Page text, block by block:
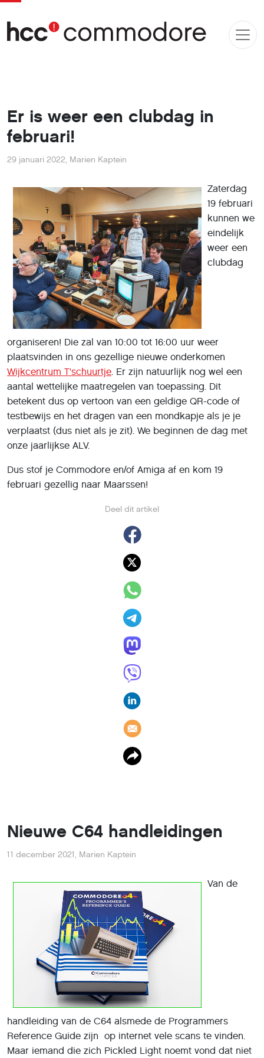
Er is weer een clubdag in
februari!
Deel dit artikel
29 januari 2022, Marien Kaptein
Zaterdag
19 februari
kunnen we
eindelijk
weer een
clubdag
organiseren! Die zal van 10:00 tot 16:00 uur weer
plaatsvinden in ons gezellige nieuwe onderkomen
Wijkcentrum T'schuurtje. Er zijn natuurlijk nog wel een
aantal wettelijke maatregelen van toepassing. Dit
betekent dus op vertoon van een geldige QR-code of
testbewijs en het dragen van een mondkapje als je je
verplaatst (dus niet als je zit). We beginnen de dag met
onze jaarlijkse ALV.
Dus stof je Commodore en/of Amiga af en kom 19
februari gezellig naar Maarssen!
Nieuwe C64 handleidingen
11 december 2021, Marien Kaptein
Van de
handleiding van de C64 alsmede de Programmers
Reference Guide zijn op internet vele scans te vinden.
Maar iemand die zich Pickled Light noemt vond dat niet